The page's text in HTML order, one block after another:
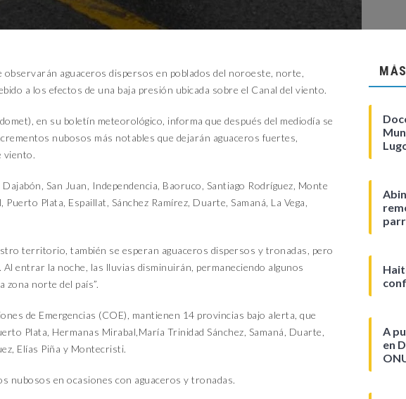
observarán aguaceros dispersos en poblados del noroeste, norte,
a los efectos de una baja presión ubicada sobre el Canal del viento.
en su boletín meteorológico, informa que después del mediodía se
nubosos más notables que dejarán aguaceros fuertes,
viento.
San Juan, Independencia, Baoruco, Santiago Rodríguez, Monte
Plata, Espaillat, Sánchez Ramírez, Duarte, Samaná, La Vega,
territorio, también se esperan aguaceros dispersos y tronadas, pero
entrar la noche, las lluvias disminuirán, permaneciendo algunos
zona norte del país”.
de Emergencias (COE), mantienen 14 provincias bajo alerta, que
Plata, Hermanas Mirabal,María Trinidad Sánchez, Samaná, Duarte,
Elías Piña y Montecristi.
nubosos en ocasiones con aguaceros y tronadas.
A
en